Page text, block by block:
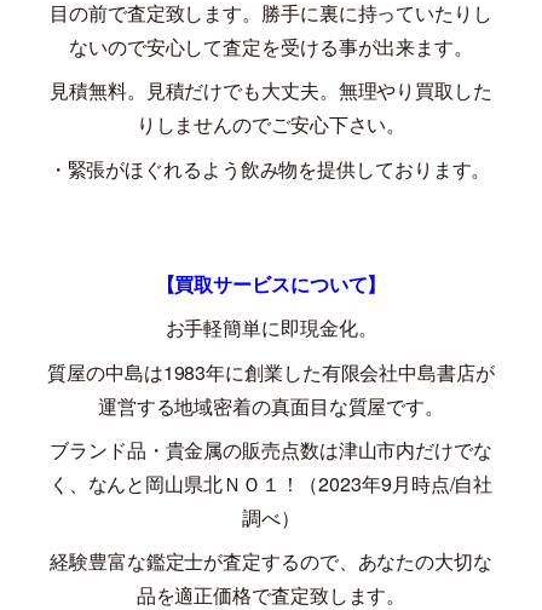
目の前で査定致します。勝手に裏に持っていたりし
ないので安心して査定を受ける事が出来ます。
見積無料。見積だけでも大丈夫。無理やり買取した
りしませんのでご安心下さい。
・緊張がほぐれるよう飲み物を提供しております。
【買取サービスについて】
お手軽簡単に即現金化。
質屋の中島は1983年に創業した有限会社中島書店が
運営する地域密着の真面目な質屋です。
ブランド品・貴金属の販売点数は津山市内だけでな
く、なんと岡山県北ＮＯ１！（2023年9月時点/自社
調べ）
経験豊富な鑑定士が査定するので、あなたの大切な
品を適正価格で査定致します。